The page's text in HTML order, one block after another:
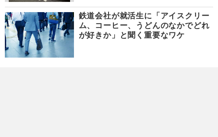
鉄道会社が就活生に「アイスクリー
ム、コーヒー、うどんのなかでどれ
が好きか」と聞く重要なワケ